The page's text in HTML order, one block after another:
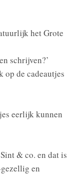
het Grote
schrijven?’
op de cadeautjes
eerlijk kunnen
& co. en dat is
en